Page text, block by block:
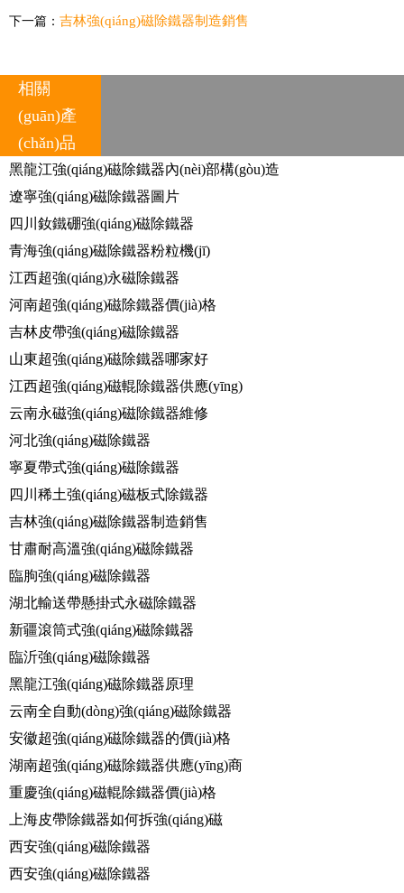
下一篇： 吉林強(qiáng)磁除鐵器制造銷售
相關
(guān)產
(chǎn)品
黑龍江強(qiáng)磁除鐵器內(nèi)部構(gòu)造
遼寧強(qiáng)磁除鐵器圖片
四川釹鐵硼強(qiáng)磁除鐵器
青海強(qiáng)磁除鐵器粉粒機(jī)
江西超強(qiáng)永磁除鐵器
河南超強(qiáng)磁除鐵器價(jià)格
吉林皮帶強(qiáng)磁除鐵器
山東超強(qiáng)磁除鐵器哪家好
江西超強(qiáng)磁輥除鐵器供應(yīng)
云南永磁強(qiáng)磁除鐵器維修
河北強(qiáng)磁除鐵器
寧夏帶式強(qiáng)磁除鐵器
四川稀土強(qiáng)磁板式除鐵器
吉林強(qiáng)磁除鐵器制造銷售
甘肅耐高溫強(qiáng)磁除鐵器
臨朐強(qiáng)磁除鐵器
湖北輸送帶懸掛式永磁除鐵器
新疆滾筒式強(qiáng)磁除鐵器
臨沂強(qiáng)磁除鐵器
黑龍江強(qiáng)磁除鐵器原理
云南全自動(dòng)強(qiáng)磁除鐵器
安徽超強(qiáng)磁除鐵器的價(jià)格
湖南超強(qiáng)磁除鐵器供應(yīng)商
重慶強(qiáng)磁輥除鐵器價(jià)格
上海皮帶除鐵器如何拆強(qiáng)磁
西安強(qiáng)磁除鐵器
西安強(qiáng)磁除鐵器